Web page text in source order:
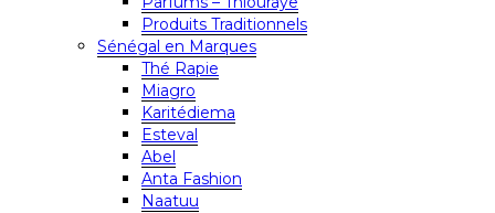
Produits Traditionnels
Sénégal en Marques
Thé Rapie
Miagro
Karitédiema
Esteval
Abel
Anta Fashion
Naatuu